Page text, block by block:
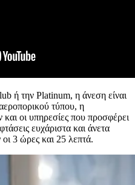
ή την Platinum, η άνεση είναι
τύπου, η
οι υπηρεσίες που προσφέρει
ευχάριστα και άνετα
3 ώρες και 25 λεπτά.